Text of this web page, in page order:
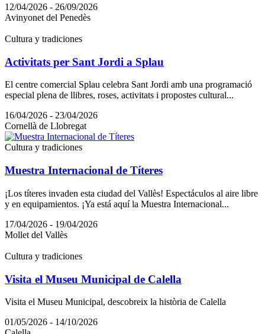
12/04/2026 - 26/09/2026
Avinyonet del Penedès
Cultura y tradiciones
Activitats per Sant Jordi a Splau
El centre comercial Splau celebra Sant Jordi amb una programació
especial plena de llibres, roses, activitats i propostes cultural...
16/04/2026 - 23/04/2026
Cornellà de Llobregat
Cultura y tradiciones
Muestra Internacional de Títeres
¡Los títeres invaden esta ciudad del Vallès! Espectáculos al aire libre
y en equipamientos. ¡Ya está aquí la Muestra Internacional...
17/04/2026 - 19/04/2026
Mollet del Vallès
Cultura y tradiciones
Visita el Museu Municipal de Calella
Visita el Museu Municipal, descobreix la història de Calella
01/05/2026 - 14/10/2026